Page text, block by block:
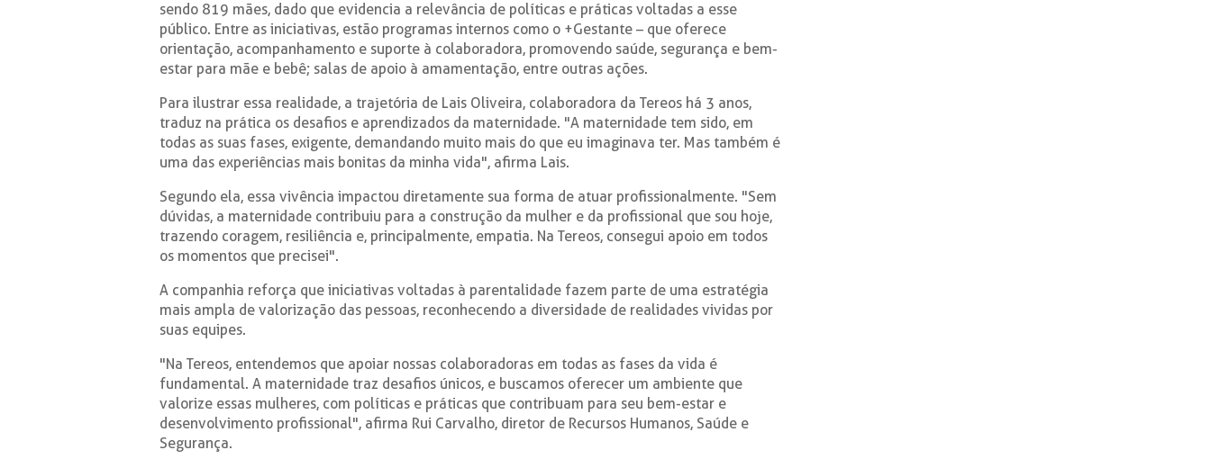
sendo 819 mães, dado que evidencia a relevância de políticas e práticas voltadas a esse
público. Entre as iniciativas, estão programas internos como o +Gestante – que oferece
orientação, acompanhamento e suporte à colaboradora, promovendo saúde, segurança e bem-
estar para mãe e bebê; salas de apoio à amamentação, entre outras ações.
Para ilustrar essa realidade, a trajetória de Lais Oliveira, colaboradora da Tereos há 3 anos,
traduz na prática os desafios e aprendizados da maternidade. "A maternidade tem sido, em
todas as suas fases, exigente, demandando muito mais do que eu imaginava ter. Mas também é
uma das experiências mais bonitas da minha vida", afirma Lais.
Segundo ela, essa vivência impactou diretamente sua forma de atuar profissionalmente. "Sem
dúvidas, a maternidade contribuiu para a construção da mulher e da profissional que sou hoje,
trazendo coragem, resiliência e, principalmente, empatia. Na Tereos, consegui apoio em todos
os momentos que precisei".
A companhia reforça que iniciativas voltadas à parentalidade fazem parte de uma estratégia
mais ampla de valorização das pessoas, reconhecendo a diversidade de realidades vividas por
suas equipes.
"Na Tereos, entendemos que apoiar nossas colaboradoras em todas as fases da vida é
fundamental. A maternidade traz desafios únicos, e buscamos oferecer um ambiente que
valorize essas mulheres, com políticas e práticas que contribuam para seu bem-estar e
desenvolvimento profissional", afirma Rui Carvalho, diretor de Recursos Humanos, Saúde e
Segurança.